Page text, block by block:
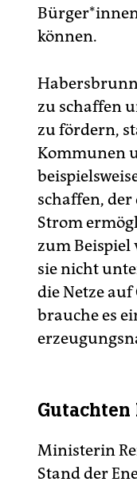
können.
zu schaffen
zu fördern,
Kommunen
schaffen,
Strom
zum Beispiel
sie nicht
die Netze
brauche es
Ministerin
Stand der